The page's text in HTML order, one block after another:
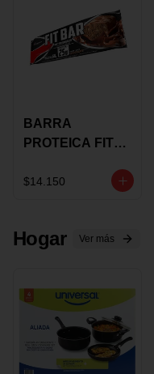
BARRA
PROTEICA FIT
CHOCOLATE X
$14.150
Hogar Ver más